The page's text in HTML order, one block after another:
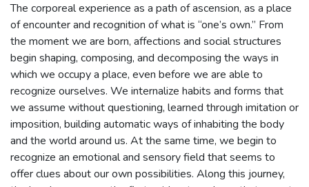
The corporeal experience as a path of ascension, as a place
of encounter and recognition of what is “one’s own.” From
the moment we are born, affections and social structures
begin shaping, composing, and decomposing the ways in
which we occupy a place, even before we are able to
recognize ourselves. We internalize habits and forms that
we assume without questioning, learned through imitation or
imposition, building automatic ways of inhabiting the body
and the world around us. At the same time, we begin to
recognize an emotional and sensory field that seems to
offer clues about our own possibilities. Along this journey,